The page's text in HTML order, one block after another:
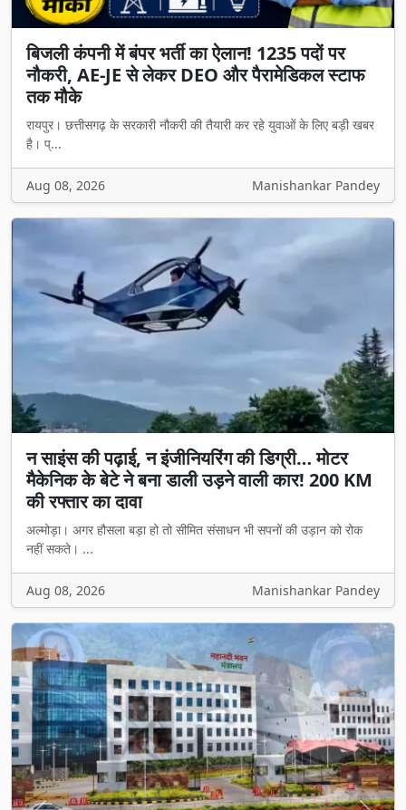
बिजली कंपनी में बंपर भर्ती का ऐलान! 1235 पदों पर
नौकरी, AE-JE से लेकर DEO और पैरामेडिकल स्टाफ
तक मौके
रायपुर। छत्तीसगढ़ के सरकारी नौकरी की तैयारी कर रहे युवाओं के लिए बड़ी खबर
है। प्...
Aug 08, 2026 Manishankar Pandey
न साइंस की पढ़ाई, न इंजीनियरिंग की डिग्री… मोटर
मैकेनिक के बेटे ने बना डाली उड़ने वाली कार! 200 KM
की रफ्तार का दावा
अल्मोड़ा। अगर हौसला बड़ा हो तो सीमित संसाधन भी सपनों की उड़ान को रोक
नहीं सकते। ...
Aug 08, 2026 Manishankar Pandey